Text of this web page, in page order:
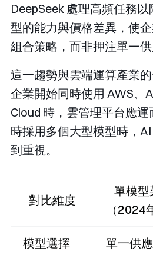
DeepSeek 處理高頻任務
型的能力與價格差異，使
組合策略，而非押注單一供
這一趨勢與雲端運算產業
企業開始同時使用 AWS、
Cloud 時，雲管理平台應
時採用多個大型模型時，
到重視。
對比維度
單模型
（2024
模型選擇 單一供